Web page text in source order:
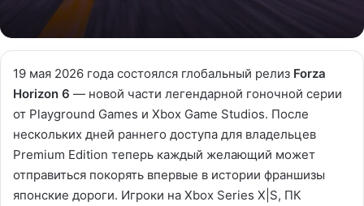
19 мая 2026 года состоялся глобальный релиз Forza
Horizon 6 — новой части легендарной гоночной серии
от Playground Games и Xbox Game Studios. После
нескольких дней раннего доступа для владельцев
Premium Edition теперь каждый желающий может
отправиться покорять впервые в истории франшизы
японские дороги. Игроки на Xbox Series X|S, ПК